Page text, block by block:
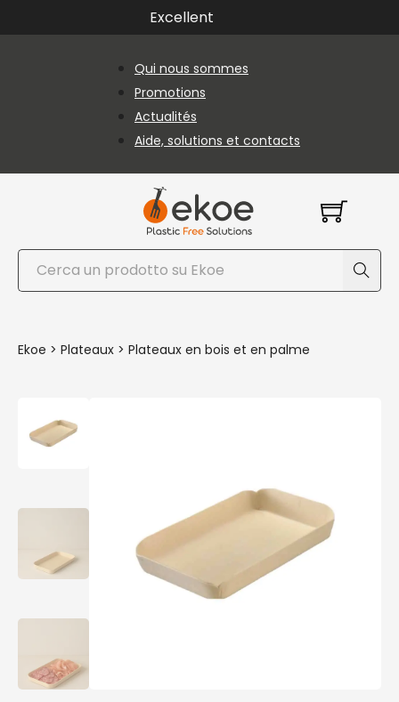
Passer au contenu principal
Passer au pied de page
Excellent
Qui nous sommes
Promotions
Actualités
Aide, solutions et contacts
Rechercher
Ekoe > Plateaux > Plateaux en bois et en palme